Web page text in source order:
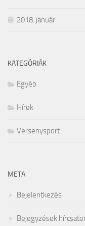
2018. január
KATEGÓRIÁK
Egyéb
Hírek
Versenysport
META
Bejelentkezés
Bejegyzések